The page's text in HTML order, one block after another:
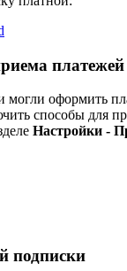
платежей
могли оформить
способы для
Настройки -
подписки